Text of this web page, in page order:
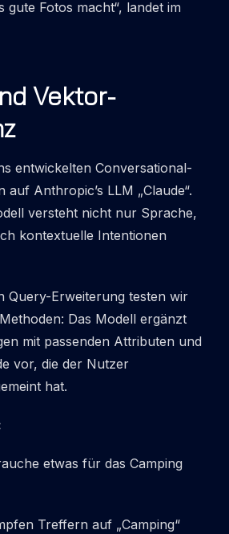
gute Fotos macht“, landet im
Vektor-
entwickelten Conversational-
auf Anthropic’s LLM „Claude“.
versteht nicht nur Sprache,
kontextuelle Intentionen
Query-Erweiterung testen wir
Das Modell ergänzt
mit passenden Attributen und
vor, die der Nutzer
hat.
etwas für das Camping
Treffern auf „Camping“